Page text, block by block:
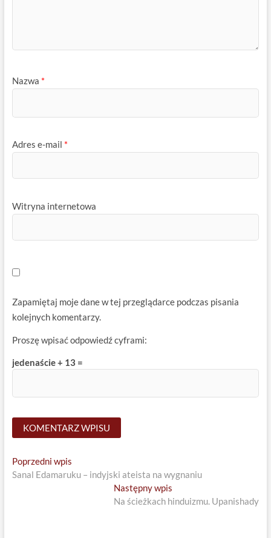
Nazwa *
Adres e-mail *
Witryna internetowa
Zapamiętaj moje dane w tej przeglądarce podczas pisania
kolejnych komentarzy.
Proszę wpisać odpowiedź cyframi:
jedenaście + 13 =
Nawigacja
wpisu
Poprzedni wpisPrevious
post:
Sanal Edamaruku – indyjski ateista na wygnaniu
Następny wpis
post:
Na ścieżkach hinduizmu. Upanishady